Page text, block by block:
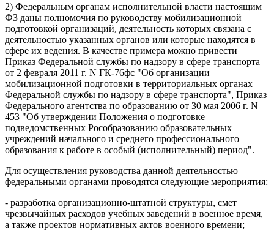
2) Федеральным органам исполнительной власти настоящим
ФЗ даны полномочия по руководству мобилизационной
подготовкой организаций, деятельность которых связана с
деятельностью указанных органов или которые находятся в
сфере их ведения. В качестве примера можно привести
Приказ Федеральной службы по надзору в сфере транспорта
от 2 февраля 2011 г. N ГК-76фс "Об организации
мобилизационной подготовки в территориальных органах
Федеральной службы по надзору в сфере транспорта", Приказ
Федерального агентства по образованию от 30 мая 2006 г. N
453 "Об утверждении Положения о подготовке
подведомственных Рособразованию образовательных
учреждений начального и среднего профессионального
образования к работе в особый (исполнительный) период".
Для осуществления руководства данной деятельностью
федеральными органами проводятся следующие мероприятия:
- разработка организационно-штатной структуры, смет
чрезвычайных расходов учебных заведений в военное время,
а также проектов нормативных актов военного времени;